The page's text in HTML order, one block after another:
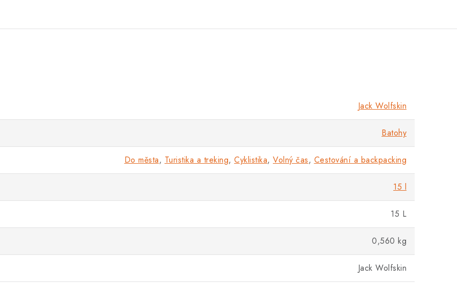
Jack Wolfskin
Batohy
Do města, Turistika a treking, Cyklistika, Volný čas, Cestování a backpacking
15 l
15 L
0,560 kg
Jack Wolfskin